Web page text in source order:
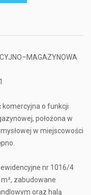
komercyjna o funkcji
położona w
w miejscowości
nr 1016/4
zabudowane
oraz halą